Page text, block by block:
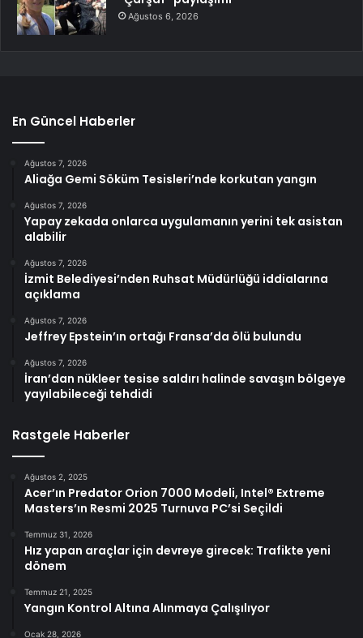
Ağustos 6, 2026
En Güncel Haberler
Ağustos 7, 2026
Aliağa Gemi Söküm Tesisleri’nde korkutan yangın
Ağustos 7, 2026
Yapay zekada onlarca uygulamanın yerini tek asistan
alabilir
Ağustos 7, 2026
İzmit Belediyesi’nden Ruhsat Müdürlüğü iddialarına
açıklama
Ağustos 7, 2026
Jeffrey Epstein’ın ortağı Fransa’da ölü bulundu
Ağustos 7, 2026
İran’dan nükleer tesise saldırı halinde savaşın bölgeye
yayılabileceği tehdidi
Rastgele Haberler
Ağustos 2, 2025
Acer’ın Predator Orion 7000 Modeli, Intel® Extreme
Masters’ın Resmi 2025 Turnuva PC’si Seçildi
Temmuz 31, 2026
Hız yapan araçlar için devreye girecek: Trafikte yeni
dönem
Temmuz 21, 2025
Yangın Kontrol Altına Alınmaya Çalışılıyor
Ocak 28, 2026